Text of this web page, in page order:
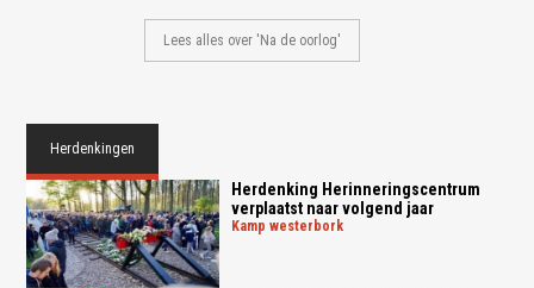
Lees alles over 'Na de oorlog'
Herdenkingen
Herdenking Herinneringscentrum
verplaatst naar volgend jaar
kamp westerbork